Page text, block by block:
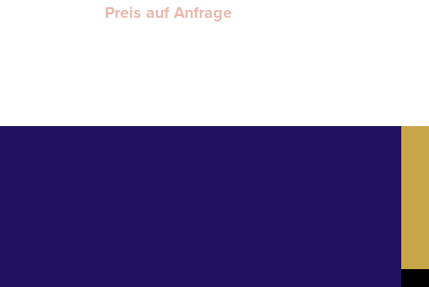
Preis auf Anfrage